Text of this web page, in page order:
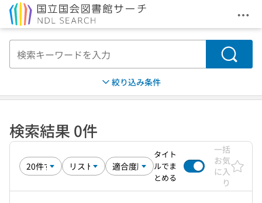
メ
検索
絞り込み条件
検索結果 0件
タイト
ルでま
とめる
一括
お気
に入
り